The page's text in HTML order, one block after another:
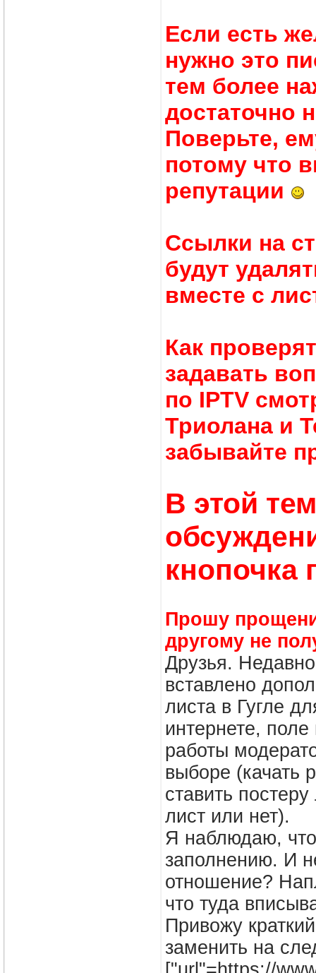
Если есть
нужно это
тем более
достаточно
Поверьте,
потому что
репутации
Cсылки на
будут
вместе с
Как
задавать
по IPTV
Триолана и
забывайте
В этой
кнопочка
Прошу
другому не
Друзья.
вставлено
листа в Гугле
интернете,
работы
выборе (качать
ставить
лист или нет).
Я наблюдаю, что
заполнению. И
отношение?
что туда
Привожу
заменить на